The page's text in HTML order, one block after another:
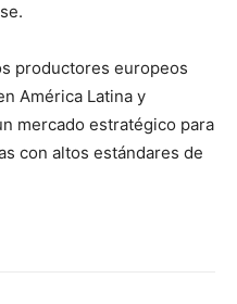
productores europeos
América Latina y
mercado estratégico para
con altos estándares de